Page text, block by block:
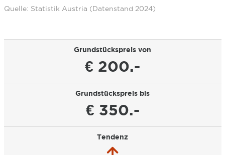
Quelle: Statistik Austria (Datenstand 2024)
Grundstückspreis von
€ 200.-
Grundstückspreis bis
€ 350.-
Tendenz